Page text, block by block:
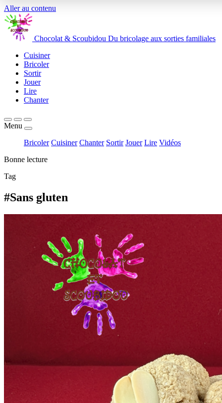
Aller au contenu
Chocolat & Scoubidou Du bricolage aux sorties familiales
Cuisiner
Bricoler
Sortir
Jouer
Lire
Chanter
Menu
Bricoler Cuisiner Chanter Sortir Jouer Lire Vidéos
Bonne lecture
Tag
#Sans gluten